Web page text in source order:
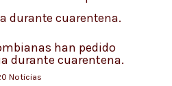
han pedido
durante cuarentena.
Noticias